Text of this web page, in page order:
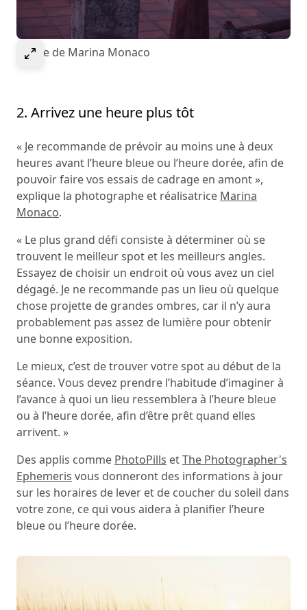
Select to expand image
Image de Marina Monaco
2. Arrivez une heure plus tôt
« Je recommande de prévoir au moins une à deux
heures avant l’heure bleue ou l’heure dorée, afin de
pouvoir faire vos essais de cadrage en amont »,
explique la photographe et réalisatrice Marina
Monaco.
« Le plus grand défi consiste à déterminer où se
trouvent le meilleur spot et les meilleurs angles.
Essayez de choisir un endroit où vous avez un ciel
dégagé. Je ne recommande pas un lieu où quelque
chose projette de grandes ombres, car il n’y aura
probablement pas assez de lumière pour obtenir
une bonne exposition.
Le mieux, c’est de trouver votre spot au début de la
séance. Vous devez prendre l’habitude d’imaginer à
l’avance à quoi un lieu ressemblera à l’heure bleue
ou à l’heure dorée, afin d’être prêt quand elles
arrivent. »
Des applis comme PhotoPills etThe Photographer's
Ephemeris vous donneront des informations à jour
sur les horaires de lever et de coucher du soleil dans
votre zone, ce qui vous aidera à planifier l’heure
bleue ou l’heure dorée.